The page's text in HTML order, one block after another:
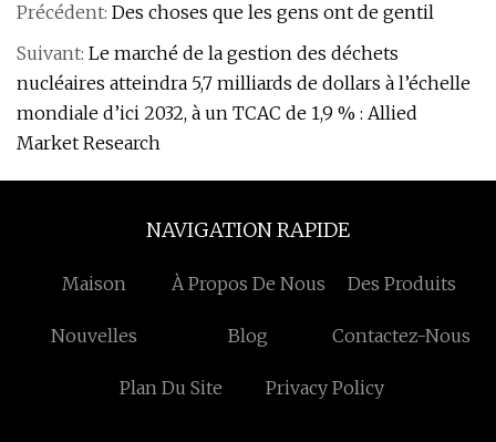
Précédent: Des choses que les gens ont de gentil
Suivant: Le marché de la gestion des déchets
nucléaires atteindra 5,7 milliards de dollars à l’échelle
mondiale d’ici 2032, à un TCAC de 1,9 % : Allied
Market Research
NAVIGATION RAPIDE
Maison À Propos De Nous Des Produits
Nouvelles Blog Contactez-Nous
Plan Du Site Privacy Policy